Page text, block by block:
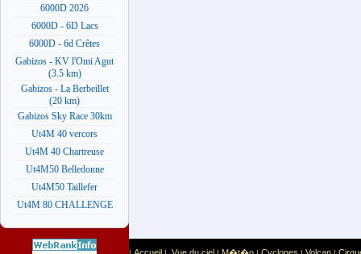
6000D 2026
6000D - 6D Lacs
6000D - 6d Crêtes
Gabizos - KV l'Omi Agut
(3.5 km)
Gabizos - La Berbeillet
(20 km)
Gabizos Sky Race 30km
Ut4M 40 vercors
Ut4M 40 Chartreuse
Ut4M50 Belledonne
Ut4M50 Taillefer
Ut4M 80 CHALLENGE